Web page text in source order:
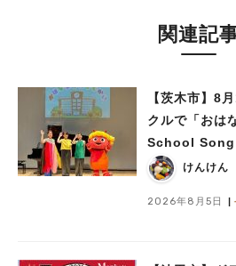
関連記
【茨木市】8
クルで「おは
School Song
催！テーマは
けんけん
2026年8月5日
人気のキーワ